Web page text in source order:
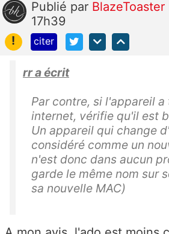
Publié par BlazeToaster
17h39
!
citer
rr a écrit
Par contre, si l'appareil
internet, vérifie qu'il est
Un appareil qui change
considéré comme un
n'est donc dans aucun
garde le même nom sur
sa nouvelle MAC)